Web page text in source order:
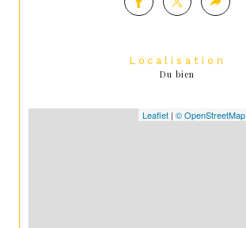
Localisation
Du bien
Leaflet | © OpenStreetMap